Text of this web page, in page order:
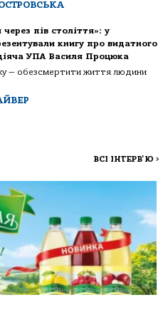
через пів століття»: у
книгу про видатного
УПА Василя Процюка
— обезсмертити життя людини
ВСІ ІНТЕРВ'Ю >